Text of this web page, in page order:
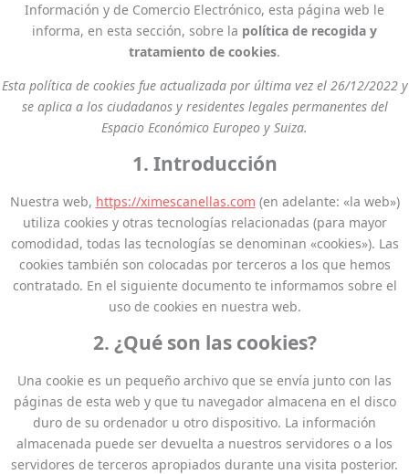
Información y de Comercio Electrónico, esta página web le
informa, en esta sección, sobre la política de recogida y
tratamiento de cookies.
Esta política de cookies fue actualizada por última vez el 26/12/2022 y
se aplica a los ciudadanos y residentes legales permanentes del
Espacio Económico Europeo y Suiza.
1. Introducción
Nuestra web, https://ximescanellas.com (en adelante: «la web»)
utiliza cookies y otras tecnologías relacionadas (para mayor
comodidad, todas las tecnologías se denominan «cookies»). Las
cookies también son colocadas por terceros a los que hemos
contratado. En el siguiente documento te informamos sobre el
uso de cookies en nuestra web.
2. ¿Qué son las cookies?
Una cookie es un pequeño archivo que se envía junto con las
páginas de esta web y que tu navegador almacena en el disco
duro de su ordenador u otro dispositivo. La información
almacenada puede ser devuelta a nuestros servidores o a los
servidores de terceros apropiados durante una visita posterior.